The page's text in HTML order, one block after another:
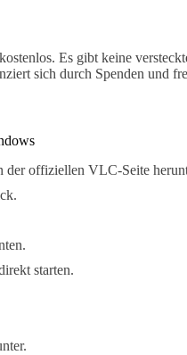
Es gibt keine
sich durch Spenden und
der offiziellen VLC-Seite
starten.